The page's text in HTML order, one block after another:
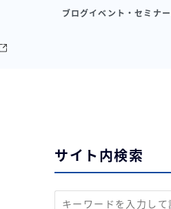
ブログイベント・セミナー
サイト内検索